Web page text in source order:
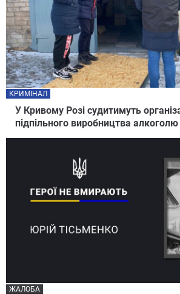
У Кривому Розі судитимуть
підпільного виробництва алкоголю
КРИМІНАЛ
ЖАЛОБА